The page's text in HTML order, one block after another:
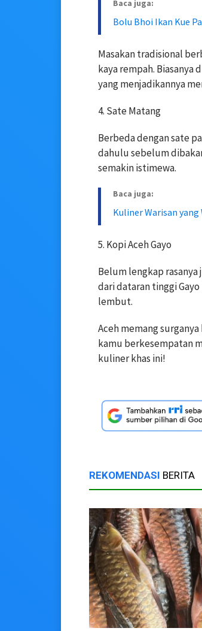
Baca juga:
Bolu Bhoi Ikan Kue
Masakan tradisional
kaya rempah. Biasanya
yang menjadikannya
4. Sate Matang
Berbeda dengan sate
dahulu sebelum
semakin istimewa.
Baca juga:
Kuliner Warisan yang
5. Kopi Aceh Gayo
Belum lengkap
dari dataran tinggi Gayo
lembut.
Aceh memang
kamu berkesempatan
kuliner khas ini!
REKOMENDASI BERITA